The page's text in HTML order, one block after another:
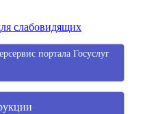
слабовидящих
портала Госуслуг